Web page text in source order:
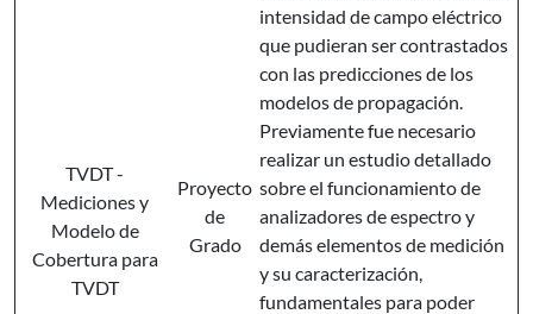
TVDT -
Mediciones y
Modelo de
Cobertura para
TVDT
Proyecto
de
Grado
intensidad de campo eléctrico
que pudieran ser contrastados
con las predicciones de los
modelos de propagación.
Previamente fue necesario
realizar un estudio detallado
sobre el funcionamiento de
analizadores de espectro y
demás elementos de medición
y su caracterización,
fundamentales para poder